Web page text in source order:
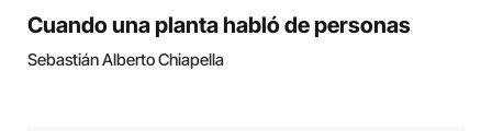
Cuando una planta habló de personas
Sebastián Alberto Chiapella